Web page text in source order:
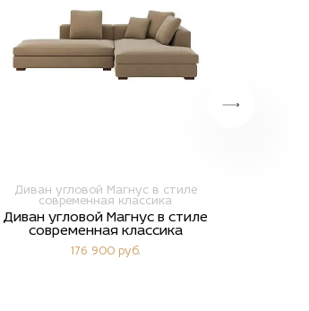
Диван угловой Магнус в стиле
современная классика
Диван угловой Магнус в стиле
современная классика
176 900 руб.